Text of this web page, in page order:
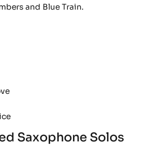
and Blue Train.
Saxophone Solos